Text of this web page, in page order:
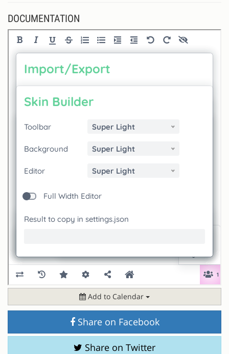
DOCUMENTATION
Add to Calendar
Share on Facebook
Share on Twitter